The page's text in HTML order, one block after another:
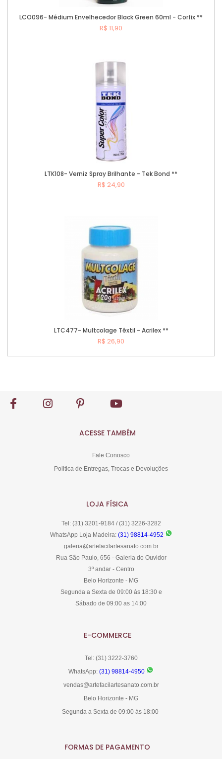
LCO096- Médium Envelhecedor Black Green 60ml - Corfix **
R$ 11,90
LTK108- Verniz Spray Brilhante - Tek Bond **
R$ 24,90
LTC477- Multcolage Têxtil - Acrilex **
R$ 26,90
ACESSE TAMBÉM
Fale Conosco
Politica de Entregas, Trocas e Devoluções
LOJA FÍSICA
Tel: (31) 3201-9184 / (31) 3226-3282
WhatsApp Loja Madeira: (31) 98814-4952
galeria@artefacilartesanato.com.br
Rua São Paulo, 656 - Galeria do Ouvidor
3º andar - Centro
Belo Horizonte - MG
Segunda a Sexta de 09:00 ás 18:30 e
Sábado de 09:00 as 14:00
E-COMMERCE
Tel: (31) 3222-3760
WhatsApp: (31) 98814-4950
vendas@artefacilartesanato.com.br
Belo Horizonte - MG
Segunda a Sexta de 09:00 ás 18:00
FORMAS DE PAGAMENTO